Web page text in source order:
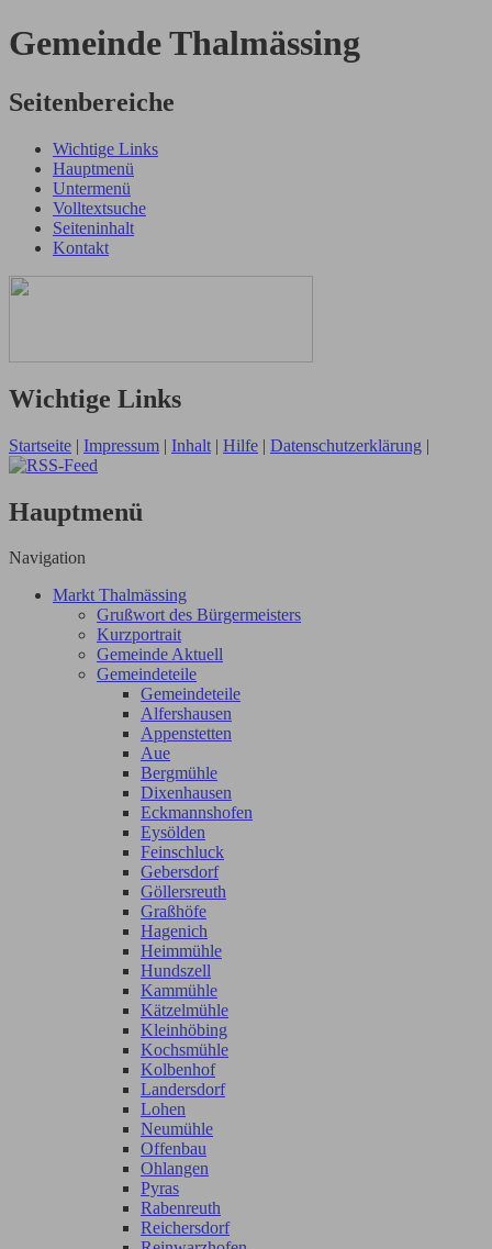
Gemeinde Thalmässing
Seitenbereiche
Wichtige Links
Hauptmenü
Untermenü
Volltextsuche
Seiteninhalt
Kontakt
Wichtige Links
Startseite | Impressum | Inhalt | Hilfe | Datenschutzerklärung |
Hauptmenü
Navigation
Markt Thalmässing
Grußwort des Bürgermeisters
Kurzportrait
Gemeinde Aktuell
Gemeindeteile
Gemeindeteile
Alfershausen
Appenstetten
Aue
Bergmühle
Dixenhausen
Eckmannshofen
Eysölden
Feinschluck
Gebersdorf
Göllersreuth
Graßhöfe
Hagenich
Heimmühle
Hundszell
Kammühle
Kätzelmühle
Kleinhöbing
Kochsmühle
Kolbenhof
Landersdorf
Lohen
Neumühle
Offenbau
Ohlangen
Pyras
Rabenreuth
Reichersdorf